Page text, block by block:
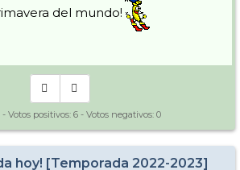
del mundo!
- Votos positivos: 6 - Votos negativos: 0
hoy! [Temporada 2022-2023]